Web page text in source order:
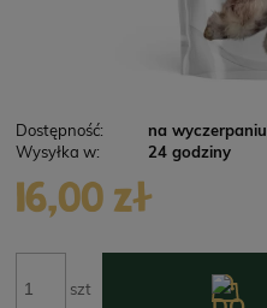
Dostępność:
na wyczerpaniu
Wysyłka w:
24 godziny
16,00 zł
szt